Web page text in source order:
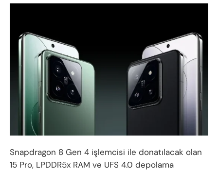
Snapdragon 8 Gen 4 işlemcisi ile donatılacak olan
15 Pro, LPDDR5x RAM ve UFS 4.0 depolama